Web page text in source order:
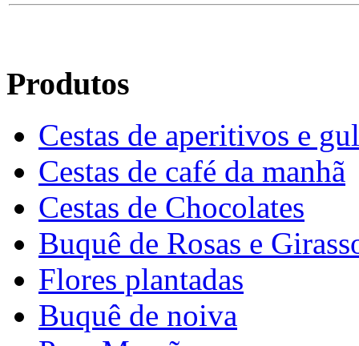
Produtos
Cestas de aperitivos e
Cestas de café da manhã
Cestas de Chocolates
Buquê de Rosas e
Flores plantadas
Buquê de noiva